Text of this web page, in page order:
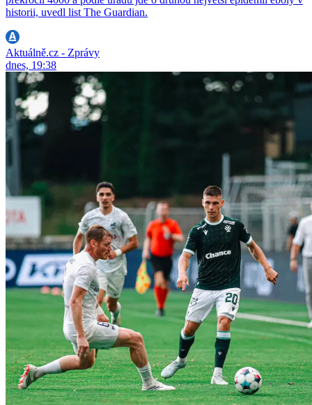
historii, uvedl list The Guardian.
Aktuálně.cz - Zprávy
dnes, 19:38